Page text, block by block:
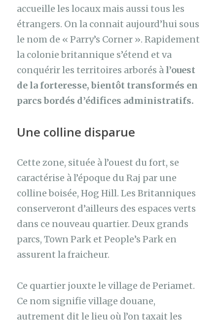
accueille les locaux mais aussi tous les
étrangers. On la connait aujourd’hui sous
le nom de « Parry’s Corner ». Rapidement
la colonie britannique s’étend et va
conquérir les territoires arborés à l’ouest
de la forteresse, bientôt transformés en
parcs bordés d’édifices administratifs.
Une colline disparue
Cette zone, située à l’ouest du fort, se
caractérise à l’époque du Raj par une
colline boisée, Hog Hill. Les Britanniques
conserveront d’ailleurs des espaces verts
dans ce nouveau quartier. Deux grands
parcs, Town Park et People’s Park en
assurent la fraicheur.
Ce quartier jouxte le village de Periamet.
Ce nom signifie village douane,
autrement dit le lieu où l’on taxait les